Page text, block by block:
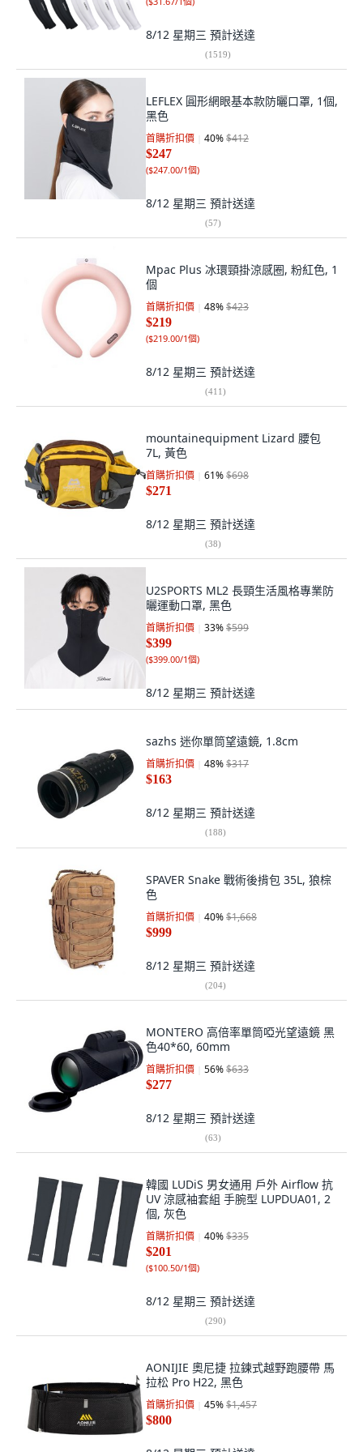
8/12 星期三 預計送達
(1519)
LEFLEX 圓形網眼基本款防曬口罩, 1個,
黑色
首購折扣價 40%$412
$247
($247.00/1個)
8/12 星期三 預計送達
(57)
Mpac Plus 冰環頸掛涼感圈, 粉紅色, 1
個
首購折扣價 48%$423
$219
($219.00/1個)
8/12 星期三 預計送達
(411)
mountainequipment Lizard 腰包
7L, 黃色
首購折扣價 61%$698
$271
8/12 星期三 預計送達
(38)
U2SPORTS ML2 長頸生活風格專業防
曬運動口罩, 黑色
首購折扣價 33%$599
$399
($399.00/1個)
8/12 星期三 預計送達
sazhs 迷你單筒望遠鏡, 1.8cm
首購折扣價 48%$317
$163
8/12 星期三 預計送達
(188)
SPAVER Snake 戰術後揹包 35L, 狼棕
色
首購折扣價 40%$1,668
$999
8/12 星期三 預計送達
(204)
MONTERO 高倍率單筒啞光望遠鏡 黑
色40*60, 60mm
首購折扣價 56%$633
$277
8/12 星期三 預計送達
(63)
韓國 LUDiS 男女通用 戶外 Airflow 抗
UV 涼感袖套組 手腕型 LUPDUA01, 2
個, 灰色
首購折扣價 40%$335
$201
($100.50/1個)
8/12 星期三 預計送達
(290)
AONIJIE 奧尼捷 拉鍊式越野跑腰帶 馬
拉松 Pro H22, 黑色
首購折扣價 45%$1,457
$800